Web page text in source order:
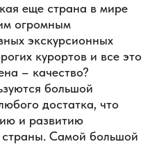
еще страна в мире
огромным
экскурсионных
курортов и все это
– качество?
большой
достатка, что
и развитию
страны. Самой большой